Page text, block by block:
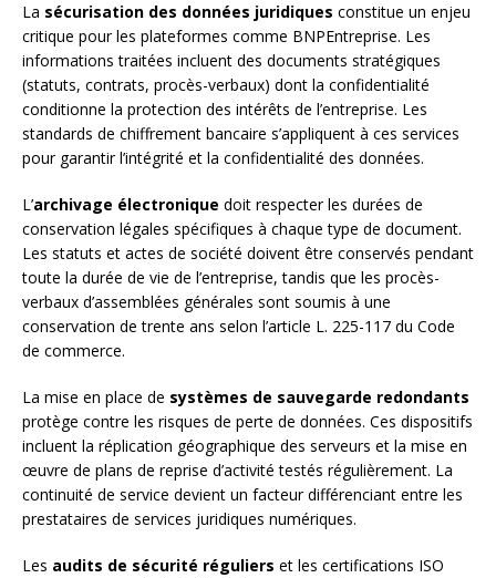
La sécurisation des données juridiques constitue un enjeu
critique pour les plateformes comme BNPEntreprise. Les
informations traitées incluent des documents stratégiques
(statuts, contrats, procès-verbaux) dont la confidentialité
conditionne la protection des intérêts de l’entreprise. Les
standards de chiffrement bancaire s’appliquent à ces services
pour garantir l’intégrité et la confidentialité des données.
L’archivage électronique doit respecter les durées de
conservation légales spécifiques à chaque type de document.
Les statuts et actes de société doivent être conservés pendant
toute la durée de vie de l’entreprise, tandis que les procès-
verbaux d’assemblées générales sont soumis à une
conservation de trente ans selon l’article L. 225-117 du Code
de commerce.
La mise en place de systèmes de sauvegarde redondants
protège contre les risques de perte de données. Ces dispositifs
incluent la réplication géographique des serveurs et la mise en
œuvre de plans de reprise d’activité testés régulièrement. La
continuité de service devient un facteur différenciant entre les
prestataires de services juridiques numériques.
Les audits de sécurité réguliers et les certifications ISO